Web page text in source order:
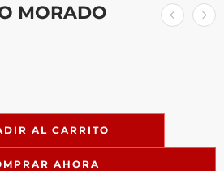
MORADO
AL CARRITO
AHORA